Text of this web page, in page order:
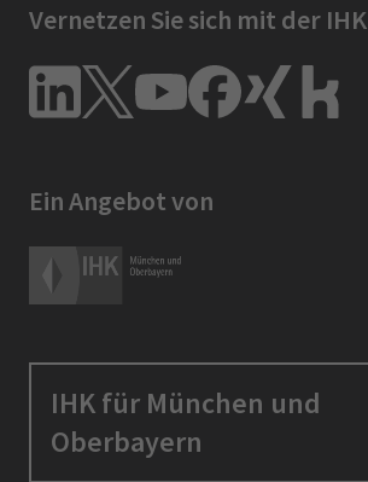
Vernetzen Sie sich mit der IHK
Ein Angebot von
IHK für München und
Oberbayern